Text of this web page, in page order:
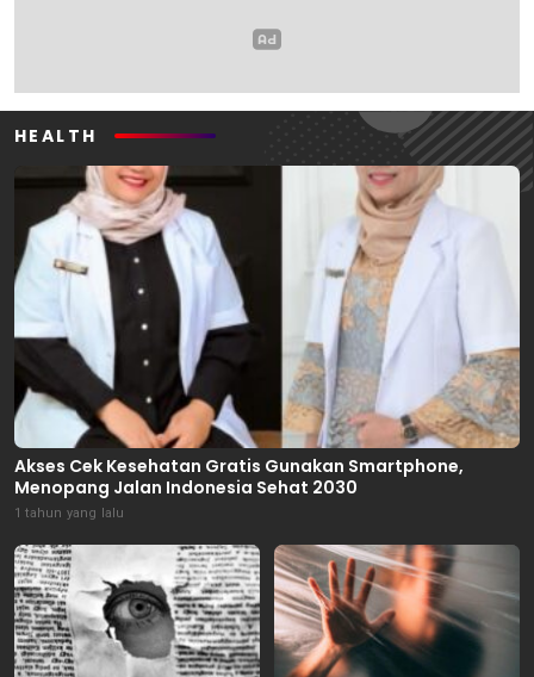
HEALTH
Akses Cek Kesehatan Gratis Gunakan Smartphone,
Menopang Jalan Indonesia Sehat 2030
1 tahun yang lalu